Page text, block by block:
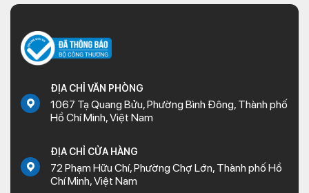
ĐỊA CHỈ VĂN PHÒNG
1067 Tạ Quang Bửu, Phường Bình Đông, Thành phố
Hồ Chí Minh, Việt Nam
ĐỊA CHỈ CỬA HÀNG
72 Phạm Hữu Chí, Phường Chợ Lớn, Thành phố Hồ
Chí Minh, Việt Nam